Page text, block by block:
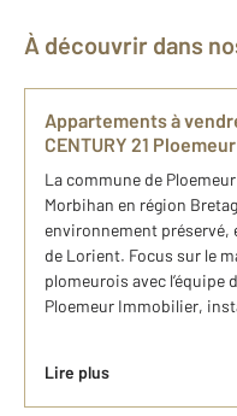
À découvrir dans
Appartements à
CENTURY 21
La commune de
Morbihan en région
environnement préservé,
de Lorient. Focus sur le
plomeurois avec l’équipe
Ploemeur Immobilier,
Lire plus